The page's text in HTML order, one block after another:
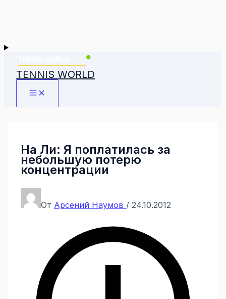
TENNIS WORLD
На Ли: Я поплатилась за
небольшую потерю
концентрации
От Арсений Наумов / 24.10.2012